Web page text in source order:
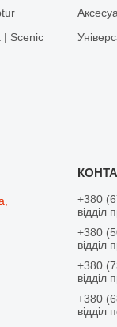
| Scenic
+380
відділ
+380
відділ
+380
відділ
+380
відділ